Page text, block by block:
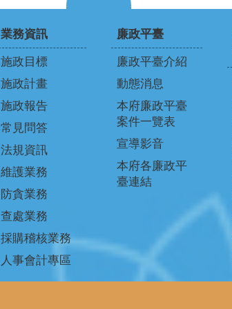
業務資訊
施政目標
施政計畫
施政報告
常見問答
法規資訊
維護業務
防貪業務
查處業務
採購稽核業務
人事會計專區
廉政平臺
廉政平臺介紹
動態消息
本府廉政平臺
案件一覽表
宣導影音
本府各廉政平
臺連結